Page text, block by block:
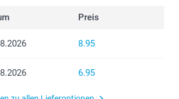
Preis
8.95
6.95